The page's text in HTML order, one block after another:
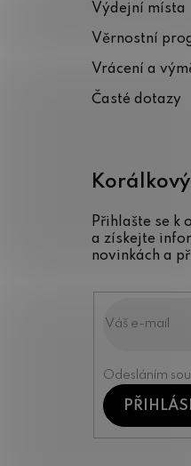
Výdejní místa
Věrnostní
Vrácení a
Časté dotazy
Přihlašte se k
a získejte
novinkách a
Odesláním